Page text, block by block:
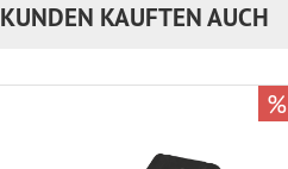
KUNDEN KAUFTEN AUCH
%